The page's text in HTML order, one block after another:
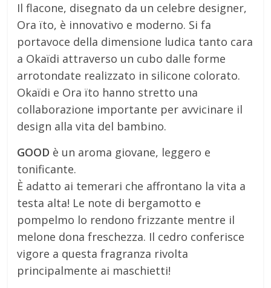
Il flacone, disegnato da un celebre designer,
Ora їto, è innovativo e moderno. Si fa
portavoce della dimensione ludica tanto cara
a Okaïdi attraverso un cubo dalle forme
arrotondate realizzato in silicone colorato.
Okaïdi e Ora їto hanno stretto una
collaborazione importante per avvicinare il
design alla vita del bambino.
GOOD è un aroma giovane, leggero e
tonificante.
È adatto ai temerari che affrontano la vita a
testa alta! Le note di bergamotto e
pompelmo lo rendono frizzante mentre il
melone dona freschezza. Il cedro conferisce
vigore a questa fragranza rivolta
principalmente ai maschietti!